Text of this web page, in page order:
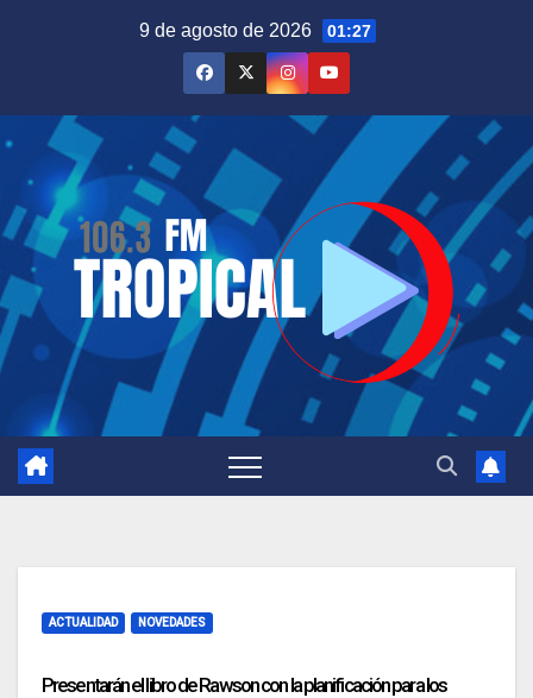
9 de agosto de 2026 01:27
ACTUALIDAD NOVEDADES
Presentarán el libro de Rawson con la planificación para los